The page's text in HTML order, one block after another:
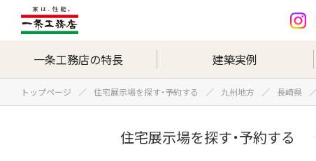
一条工務店の特長 建築実例
トップページ 住宅展示場を探す・予約する 九州地方 長崎県
住宅展示場を探す・予約する